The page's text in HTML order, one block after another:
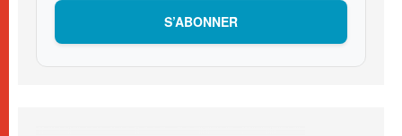
S’ABONNER